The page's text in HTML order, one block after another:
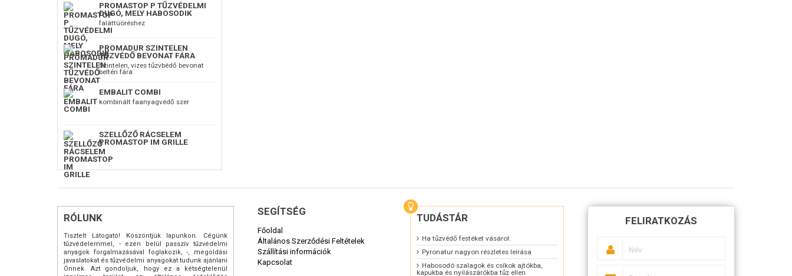
PROMASTOP P TŰZVÉDELMI
DUGÓ, MELY HABOSODIK
faláttüöréshez
PROMADUR SZINTELEN
TŰZVÉDŐ BEVONAT FÁRA
Szintelen, vizes tűzvbédő bevonat
beltéri fára
EMBALIT COMBI
kombinált faanyagvédő szer
SZELLŐZŐ RÁCSELEM
PROMASTOP IM GRILLE
RÓLUNK
Tisztelt Látogató! Köszöntjük lapunkon. Cégünk
tűzvédelemmel, - ezen belül passzív tűzvédelmi
anyagok forgalmazásával foglakozik, -, megoldási
javaslatokat és tűzvédelmi anyagokat tudunk ajánlani
Önnek. Azt gondoljuk, hogy ez a kétségtelenül
SEGÍTSÉG
Főoldal
Általános Szerződési Feltételek
Szállítási információk
Kapcsolat
TUDÁSTÁR
Ha tűzvédő festéket vásárol:
Pyronatur nagyon részletes leírása
Habosodó szalagok és csíkok ajtókba,
kapukba és nyilászárókba tűz ellen
FELIRATKOZÁS